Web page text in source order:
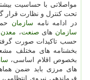
مواصلاتی با حساسیت
تحت كنترل و نظارت قرار
در ادامه نامه سازمان
سازمان های صنعت، معدن
حسب تاكیدات صورت
بخشنامه های مختلف
بخصوص اقلام اساسی،
های مرزی باید ضمن
فرماندهی نیروی